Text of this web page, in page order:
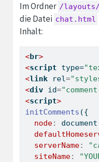
Im Ordner /
die Datei chat.html
Inhalt:
<br>
<script type=
<link rel=
<div id=
<script>
initComments ({
node: document
serverName:
siteName: